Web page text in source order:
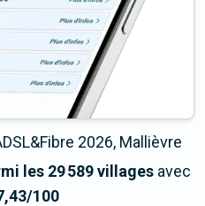
2026, Mallièvre
les 29 589 villages avec
100